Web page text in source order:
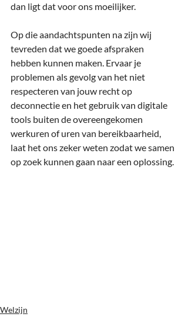
dan ligt dat voor ons moeilijker.
Op die aandachtspunten na zijn wij
tevreden dat we goede afspraken
hebben kunnen maken. Ervaar je
problemen als gevolg van het niet
respecteren van jouw recht op
deconnectie en het gebruik van digitale
tools buiten de overeengekomen
werkuren of uren van bereikbaarheid,
laat het ons zeker weten zodat we samen
op zoek kunnen gaan naar een oplossing.
Welzijn